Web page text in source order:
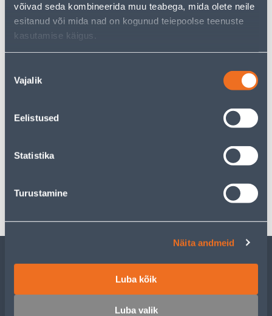
võivad seda kombineerida muu teabega, mida olete neile
esitanud või mida nad on kogunud teiepoolse teenuste
kasutamise käigus.
valik
Vajalik
Eelistused
Statistika
Turustamine
Näita andmeid
Luba kõik
Luba valik
• 6+1 valgusallikaga SMD LED töölamp.
• Integreeritud 3,7V 2,0Ah liitiumioonaku.
Specification
Transport